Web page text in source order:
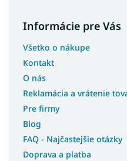
Informácie pre Vás
Všetko o nákupe
Kontakt
O nás
Reklamácia a vrátenie
Pre firmy
Blog
FAQ - Najčastejšie otázky
Doprava a platba